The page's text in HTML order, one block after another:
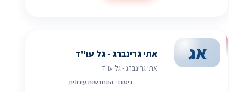
אג אתי גרינברג - גל עו"ד
אתי גרינברג - גל עו"ד
ביטוח · התחדשות עירונית